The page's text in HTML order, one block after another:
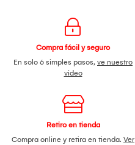
Compra fácil y seguro
En solo 6 simples pasos, ve nuestro
video
Retiro en tienda
Compra online y retira en tienda. Ver